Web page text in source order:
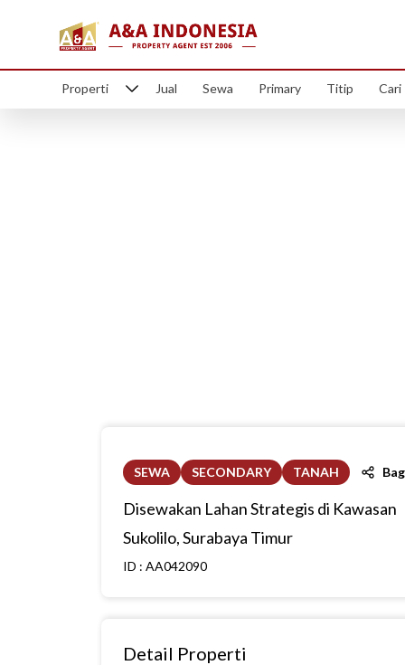
Properti Jual Sewa Primary Titip Cari
SEWA SECONDARY TANAH
Disewakan Lahan Strategis di Kawasan
Sukolilo, Surabaya Timur
ID : AA042090
Detail Properti